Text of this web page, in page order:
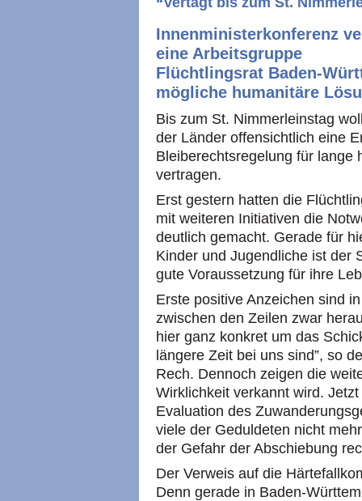
Innenministerkonferenz
eine Arbeitsgruppe
Flüchtlingsrat Baden-
mögliche humanitäre
Bis zum St. Nimmerleinstag
der Länder offensichtlich eine
Bleiberechtsregelung für lange
vertragen.
Erst gestern hatten die
mit weiteren Initiativen die
deutlich gemacht. Gerade für
Kinder und Jugendliche ist der
gute Voraussetzung für ihre
Erste positive Anzeichen sind
zwischen den Zeilen zwar
hier ganz konkret um das
längere Zeit bei uns sind”, so
Rech. Dennoch zeigen die
Wirklichkeit verkannt wird.
Evaluation des
viele der Geduldeten nicht
der Gefahr der Abschiebung
Der Verweis auf die
Denn gerade in Baden-